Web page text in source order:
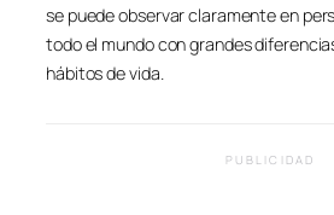
se puede observar claramente en
todo el mundo con grandes
hábitos de vida.
PUBLICIDAD